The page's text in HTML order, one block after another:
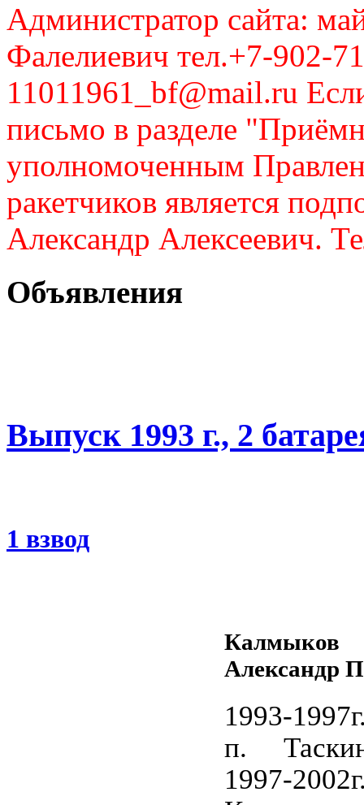
Администратор сайта:
Фалелиевич тел.+7-902-
11011961_bf@mail.ru
письмо в разделе
уполномоченным
ракетчиков является
Александр Алексеевич.
Объявления
Выпуск 1993 г., 2
1 взвод
Калмыков
Александр
1993-
п.
1997-